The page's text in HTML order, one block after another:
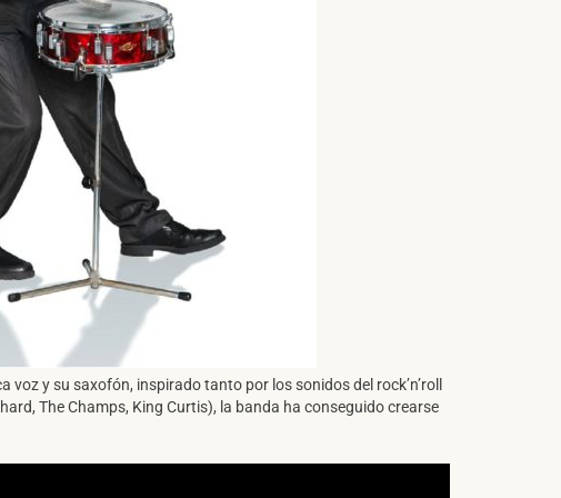
y su saxofón, inspirado tanto por los sonidos del rock’n’roll
The Champs, King Curtis), la banda ha conseguido crearse